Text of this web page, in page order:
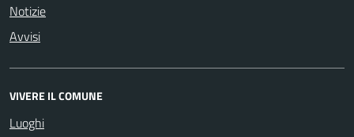
Notizie
Avvisi
VIVERE IL COMUNE
Luoghi